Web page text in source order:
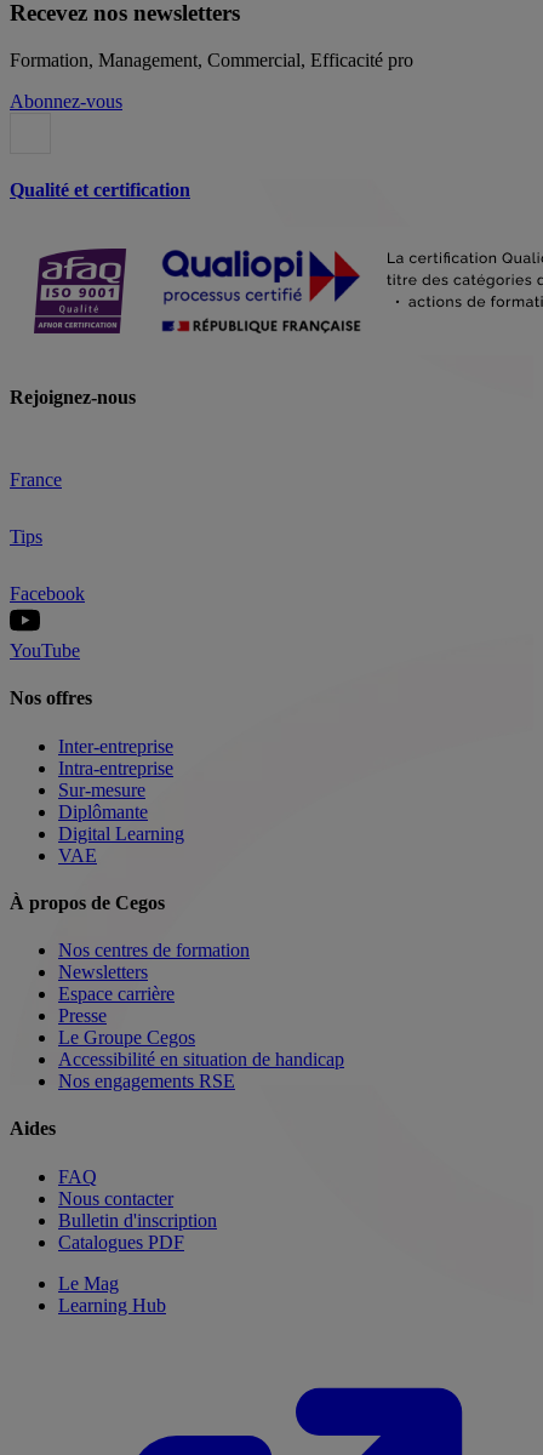
Recevez nos newsletters
Formation, Management, Commercial, Efficacité pro
Abonnez-vous
Qualité et certification
Rejoignez-nous
France
Tips
Facebook
YouTube
Nos offres
Inter-entreprise
Intra-entreprise
Sur-mesure
Diplômante
Digital Learning
VAE
À propos de Cegos
Nos centres de formation
Newsletters
Espace carrière
Presse
Le Groupe Cegos
Accessibilité en situation de handicap
Nos engagements RSE
Aides
FAQ
Nous contacter
Bulletin d'inscription
Catalogues PDF
Le Mag
Learning Hub